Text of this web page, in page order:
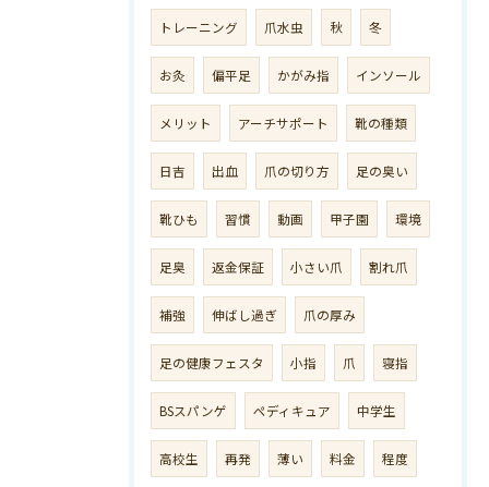
トレーニング 爪水虫 秋 冬
お灸 偏平足 かがみ指 インソール
メリット アーチサポート 靴の種類
日吉 出血 爪の切り方 足の臭い
靴ひも 習慣 動画 甲子園 環境
足臭 返金保証 小さい爪 割れ爪
補強 伸ばし過ぎ 爪の厚み
足の健康フェスタ 小指 爪 寝指
BSスパンゲ ペディキュア 中学生
高校生 再発 薄い 料金 程度